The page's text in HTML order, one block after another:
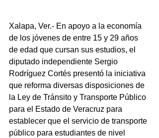
Xalapa, Ver.- En apoyo a la economía
de los jóvenes de entre 15 y 29 años
de edad que cursan sus estudios, el
diputado independiente Sergio
Rodríguez Cortés presentó la iniciativa
que reforma diversas disposiciones de
la Ley de Tránsito y Transporte Público
para el Estado de Veracruz para
establecer que el servicio de transporte
público para estudiantes de nivel